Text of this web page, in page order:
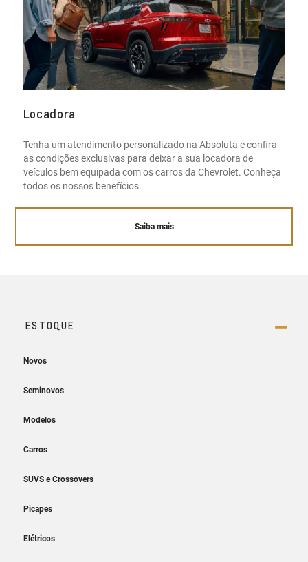
Locadora
Tenha um atendimento personalizado na Absoluta e confira
as condições exclusivas para deixar a sua locadora de
veículos bem equipada com os carros da Chevrolet. Conheça
todos os nossos benefícios.
Saiba mais